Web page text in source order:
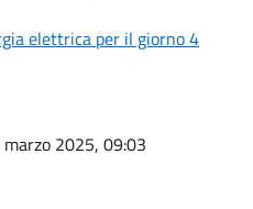
elettrica per il giorno 4
marzo 2025, 09:03